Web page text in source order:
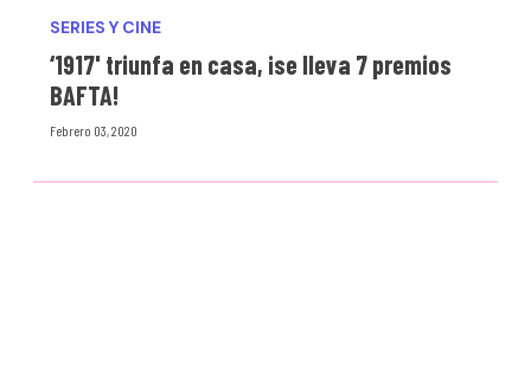
SERIES Y CINE
‘1917' triunfa en casa, ¡se lleva 7 premios
BAFTA!
Febrero 03, 2020